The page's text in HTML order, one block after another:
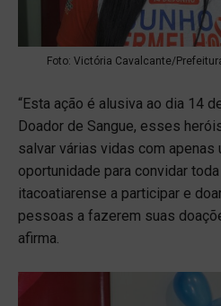
Foto: Victória Cavalcante/
“Esta ação é alusiva ao dia 14
Doador de Sangue, esses
salvar várias vidas com apenas
oportunidade para convidar
itacoatiarense a participar e
pessoas a fazerem suas
afirma.